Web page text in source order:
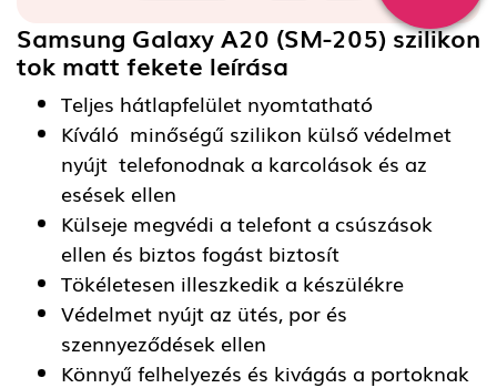
Samsung Galaxy A20 (SM-205) szilikon
tok matt feketeleírása
Teljes hátlapfelület nyomtatható
Kíváló minőségű szilikon külső védelmet
nyújt telefonodnak a karcolások és az
esések ellen
Külseje megvédi a telefont a csúszások
ellen és biztos fogást biztosít
Tökéletesen illeszkedik a készülékre
Védelmet nyújt az ütés, por és
szennyeződések ellen
Könnyű felhelyezés és kivágás a portoknak